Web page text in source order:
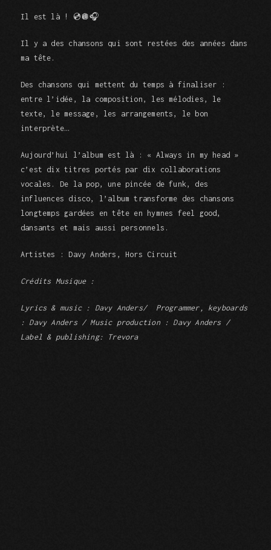
Il est là ! 💿🪩🎧
Il y a des chansons qui sont restées des années dans
ma tête.
Des chansons qui mettent du temps à finaliser :
entre l’idée, la composition, les mélodies, le
texte, le message, les arrangements, le bon
interprète…
Aujourd’hui l’album est là : « Always in my head »
c’est dix titres portés par dix collaborations
vocales. De la pop, une pincée de funk, des
influences disco, l’album transforme des chansons
longtemps gardées en tête en hymnes feel good,
dansants et mais aussi personnels.
Artistes : Davy Anders, Hors Circuit
Crédits Musique :
Lyrics & music : Davy Anders/
Programmer, keyboards
: Davy Anders / Music production : Davy Anders /
Label & publishing: Trevora